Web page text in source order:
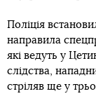
Поліція
направила
які ведуть у
слідства,
стріляв ще у